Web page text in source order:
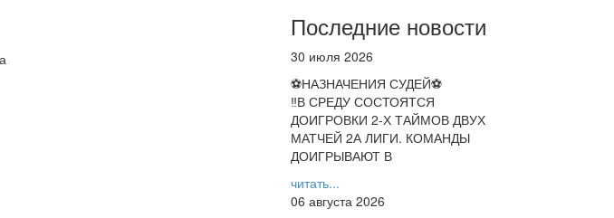
Последние новости
30 июля 2026
⚽НАЗНАЧЕНИЯ СУДЕЙ⚽
‼В СРЕДУ СОСТОЯТСЯ
ДОИГРОВКИ 2-Х ТАЙМОВ ДВУХ
МАТЧЕЙ 2А ЛИГИ. КОМАНДЫ
ДОИГРЫВАЮТ В
читать...
06 августа 2026